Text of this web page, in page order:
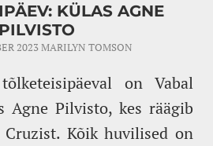
KÜLAS AGNE
PILVISTO
2023MARILYN TOMSON
on Vabal
Agne Pilvisto, kes räägib
Kõik huvilised on